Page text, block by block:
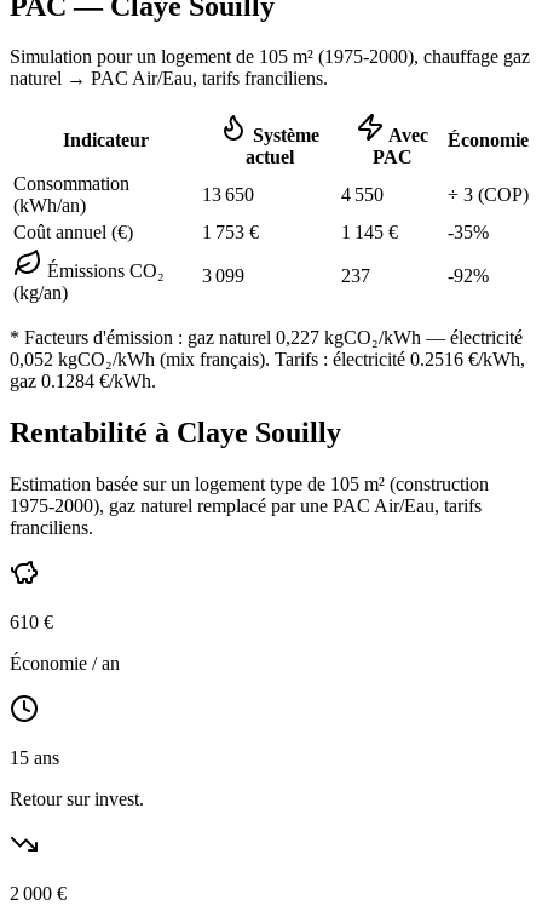
Simulation pour un logement de 105 m² (1975-2000), chauffage gaz
naturel → PAC Air/Eau, tarifs franciliens.
Indicateur
Système
actuel
Avec
PAC
Économie
Consommation
(kWh/an)
13 650 4 550 ÷ 3 (COP)
Coût annuel (€)
1 753 € 1 145 € -35%
Émissions CO₂
(kg/an)
3 099 237 -92%
* Facteurs d'émission : gaz naturel 0,227 kgCO₂/kWh — électricité
0,052 kgCO₂/kWh (mix français). Tarifs : électricité 0.2516 €/kWh,
gaz 0.1284 €/kWh.
Rentabilité à Claye Souilly
Estimation basée sur un logement type de 105 m² (construction
1975-2000), gaz naturel remplacé par une PAC Air/Eau, tarifs
franciliens.
610 €
Économie / an
15 ans
Retour sur invest.
2 000 €